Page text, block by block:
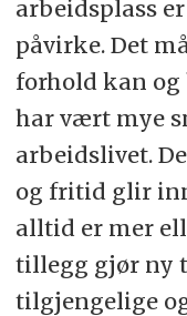
arbeidsplass
påvirke. Det
forhold kan og
har vært mye
arbeidslivet.
og fritid glir
alltid er mer
tillegg gjør ny
tilgjengelige